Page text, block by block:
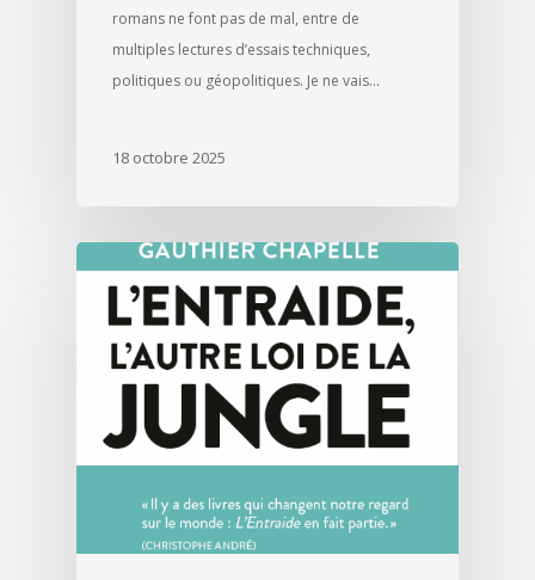
romans ne font pas de mal, entre de
multiples lectures d’essais techniques,
politiques ou géopolitiques. Je ne vais…
18 octobre 2025